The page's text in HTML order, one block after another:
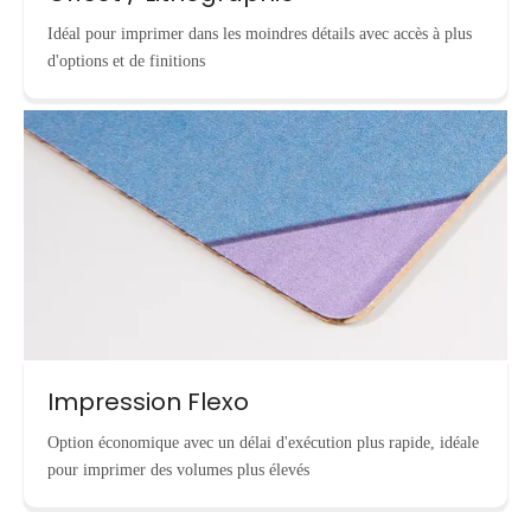
Idéal pour imprimer dans les moindres détails avec accès à plus
d'options et de finitions
Impression Flexo
Option économique avec un délai d'exécution plus rapide, idéale
pour imprimer des volumes plus élevés